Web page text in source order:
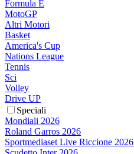
Formula E
MotoGP
Altri Motori
Basket
America's Cup
Nations League
Tennis
Sci
Volley
Drive UP
Speciali
Mondiali 2026
Roland Garros 2026
Sportmediaset Live Riccione 2026